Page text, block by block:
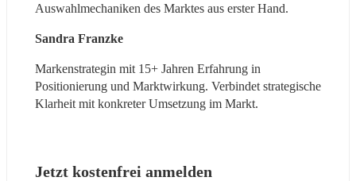
Auswahlmechaniken des Marktes aus erster Hand.
Sandra Franzke
Markenstrategin mit 15+ Jahren Erfahrung in
Positionierung und Marktwirkung. Verbindet strategische
Klarheit mit konkreter Umsetzung im Markt.
Jetzt kostenfrei anmelden